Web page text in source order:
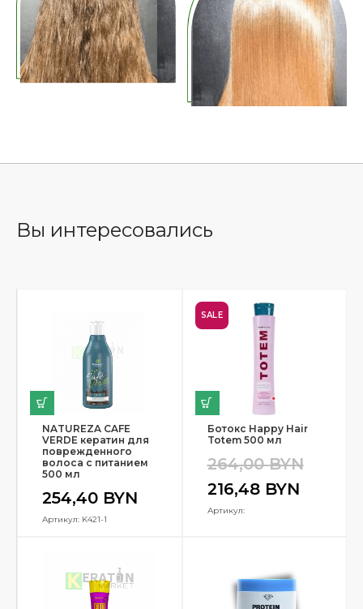
Вы интересовались
NATUREZA CAFE
VERDE кератин для
поврежденного
волоса с питанием
500 мл
254,40 BYN
Артикул: K421-1
SALE
Ботокс Happy Hair
Totem 500 мл
264,00BYN
216,48 BYN
Артикул: